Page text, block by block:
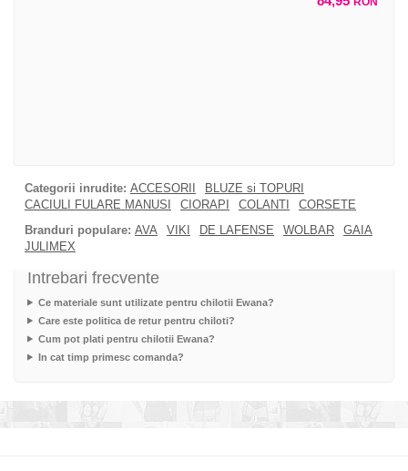
Categorii inrudite: ACCESORII
BLUZE si TOPURI
CACIULI FULARE MANUSI
CIORAPI COLANTI
CORSETE
Branduri populare: AVA VIKI DE LAFENSE WOLBAR
GAIA
JULIMEX
Intrebari frecvente
Ce materiale sunt utilizate pentru chilotii Ewana?
Care este politica de retur pentru chiloti?
Cum pot plati pentru chilotii Ewana?
In cat timp primesc comanda?